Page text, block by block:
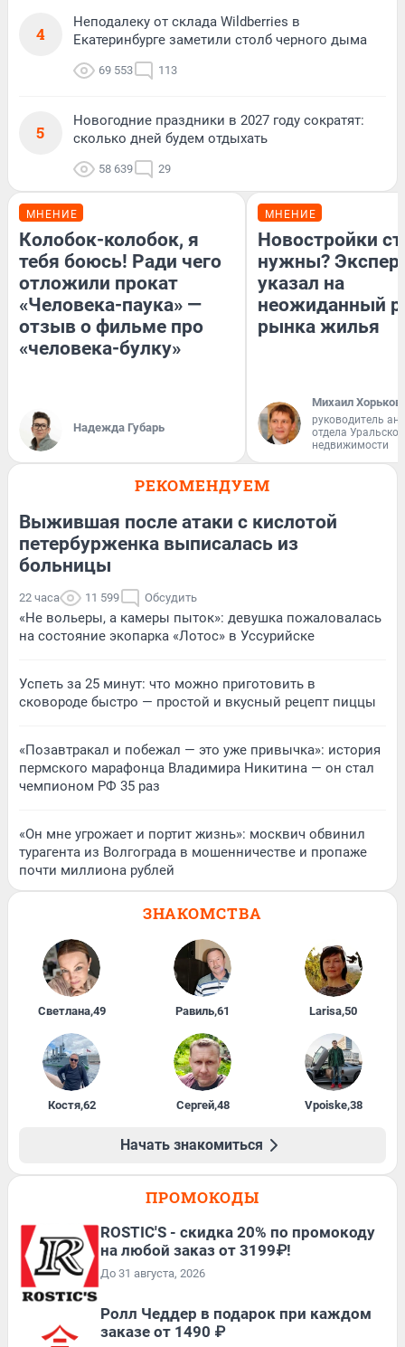
4
Неподалеку от склада Wildberries в
Екатеринбурге заметили столб черного дыма
69 553 113
5
Новогодние праздники в 2027 году сократят:
сколько дней будем отдыхать
58 639 29
МНЕНИЕ
Колобок-колобок, я
тебя боюсь! Ради чего
отложили прокат
«Человека-паука» —
отзыв о фильме про
«человека-булку»
Надежда Губарь
МНЕНИЕ
Новостройки
нужны?
указал на
неожиданный
рынка жилья
Михаил Хорьков
руководитель
отдела
недвижимости
РЕКОМЕНДУЕМ
Выжившая после атаки с кислотой
петербурженка выписалась из
больницы
22 часа 11 599 Обсудить
«Не вольеры, а камеры пыток»: девушка пожаловалась
на состояние экопарка «Лотос» в Уссурийске
Успеть за 25 минут: что можно приготовить в
сковороде быстро — простой и вкусный рецепт пиццы
«Позавтракал и побежал — это уже привычка»: история
пермского марафонца Владимира Никитина — он стал
чемпионом РФ 35 раз
«Он мне угрожает и портит жизнь»: москвич обвинил
турагента из Волгограда в мошенничестве и пропаже
почти миллиона рублей
ЗНАКОМСТВА
Светлана,49 Равиль,61 Larisa,50
Костя,62 Сергей,48 Vpoiske,38
Начать знакомиться
ПРОМОКОДЫ
ROSTIC'S - скидка 20% по промокоду
на любой заказ от 3199₽!
До 31 августа, 2026
Ролл Чеддер в подарок при каждом
заказе от 1490 ₽